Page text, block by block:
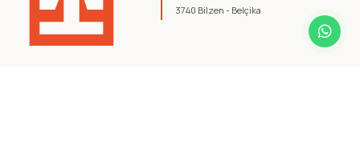
3740 Bilzen - Belçika